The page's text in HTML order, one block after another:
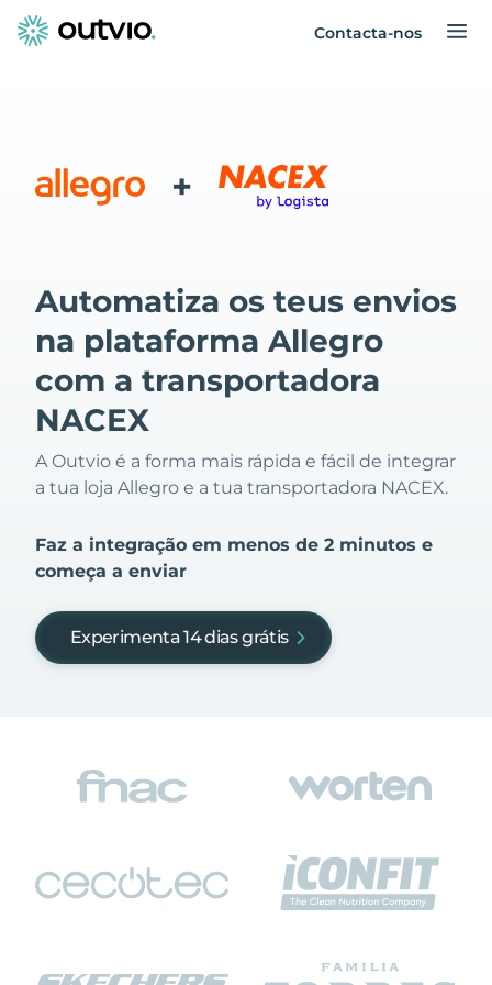
Contacta-nos
+
Automatiza os teus envios
na plataforma Allegro
com a transportadora
NACEX
A Outvio é a forma mais rápida e fácil de integrar
a tua loja Allegro e a tua transportadora NACEX.
Faz a integração em menos de 2 minutos e
começa a enviar
Experimenta 14 dias grátis